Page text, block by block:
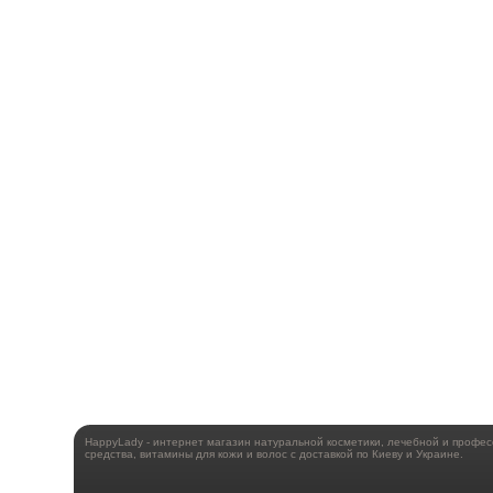
HappyLady - интернет магазин натуральной косметики, лечебной и
средства, витамины для кожи и волос с доставкой по Киеву и Украине.